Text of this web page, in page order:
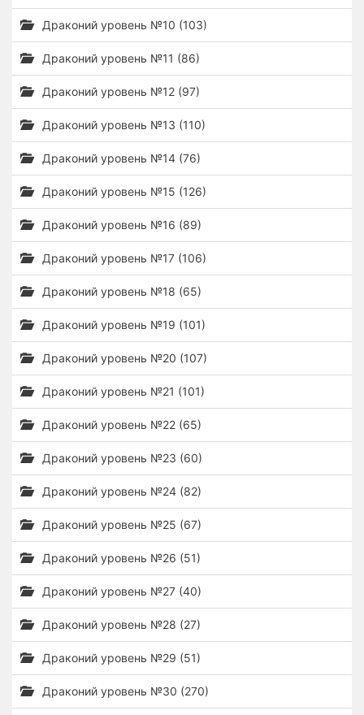
Драконий уровень №10 (103)
Драконий уровень №11 (86)
Драконий уровень №12 (97)
Драконий уровень №13 (110)
Драконий уровень №14 (76)
Драконий уровень №15 (126)
Драконий уровень №16 (89)
Драконий уровень №17 (106)
Драконий уровень №18 (65)
Драконий уровень №19 (101)
Драконий уровень №20 (107)
Драконий уровень №21 (101)
Драконий уровень №22 (65)
Драконий уровень №23 (60)
Драконий уровень №24 (82)
Драконий уровень №25 (67)
Драконий уровень №26 (51)
Драконий уровень №27 (40)
Драконий уровень №28 (27)
Драконий уровень №29 (51)
Драконий уровень №30 (270)